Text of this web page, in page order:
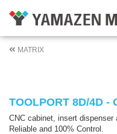
MATRIX
TOOLPORT 8D/4D -
CNC cabinet, insert
Reliable and 100% Control.